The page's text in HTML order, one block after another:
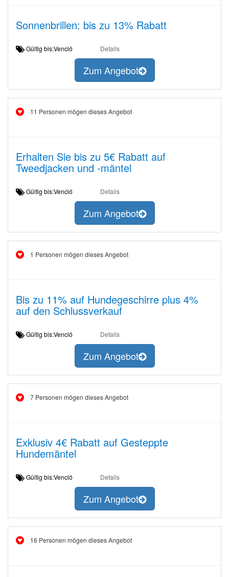
Sonnenbrillen: bis zu 13% Rabatt
Gültig bis:Venció Details
Zum Angebot
11 Personen mögen dieses Angebot
Erhalten Sie bis zu 5€ Rabatt auf
Tweedjacken und -mäntel
Gültig bis:Venció Details
Zum Angebot
1 Personen mögen dieses Angebot
Bis zu 11% auf Hundegeschirre plus 4%
auf den Schlussverkauf
Gültig bis:Venció Details
Zum Angebot
7 Personen mögen dieses Angebot
Exklusiv 4€ Rabatt auf Gesteppte
Hundemäntel
Gültig bis:Venció Details
Zum Angebot
16 Personen mögen dieses Angebot